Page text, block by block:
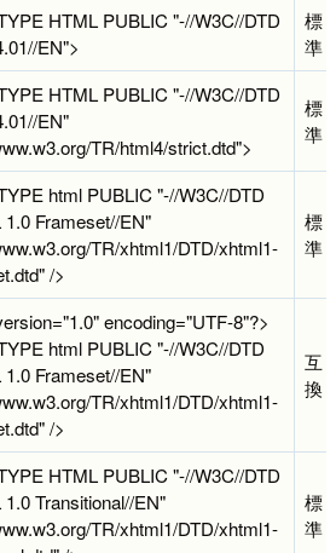
HTML PUBLIC "-//W3C//DTD
EN">
標
準
HTML PUBLIC "-//W3C//DTD
EN"
TR/html4/strict.dtd">
標
準
html PUBLIC "-//W3C//DTD
Frameset//EN"
TR/xhtml1/DTD/xhtml1-
/>
標
準
encoding="UTF-8"?>
html PUBLIC "-//W3C//DTD
Frameset//EN"
TR/xhtml1/DTD/xhtml1-
/>
互
換
HTML PUBLIC "-//W3C//DTD
Transitional//EN"
TR/xhtml1/DTD/xhtml1-
標
準